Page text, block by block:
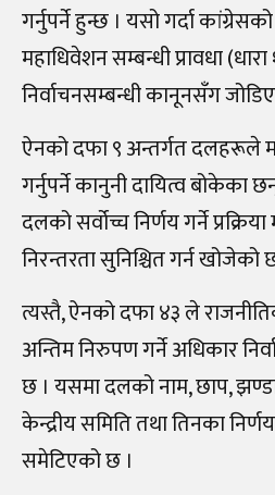
गर्नुपर्ने हुन्छ । यसो गर्दा
महाधिवेशन सम्बन्धी प्रावधा
निर्वाचनसम्बन्धी कानूनसँग
ऐनको दफा ९ अन्तर्गत दलहरूले
गर्नुपर्ने कानुनी दायित्व बोकेका
दलको सर्वोच्च निर्णय गर्ने
निरन्तरता सुनिश्चित गर्न खोजेको
त्यस्तै, ऐनको दफा ४३ ले
अन्तिम निरुपण गर्ने अधिकार
छ । यसमा दलको नाम, छाप,
केन्द्रीय समिति तथा तिनका
समेटिएको छ ।